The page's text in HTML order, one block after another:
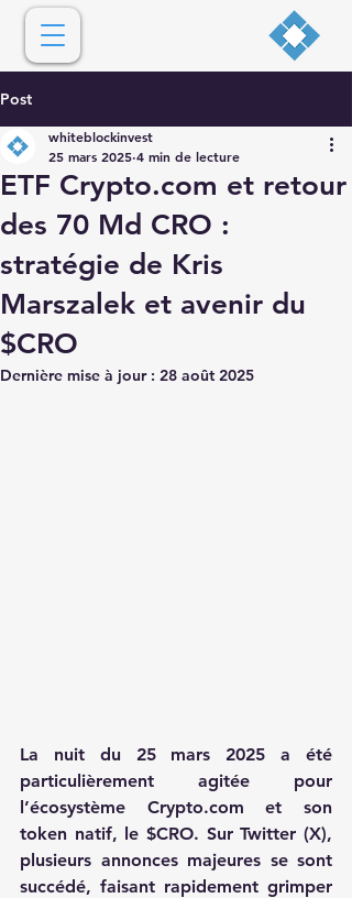
Post
ETF Crypto.com et retour
des 70 Md CRO :
stratégie de Kris
Marszalek et avenir du
$CRO
whiteblockinvest
25 mars 2025 4 min de lecture
Dernière mise à jour : 28 août 2025
La nuit du 25 mars 2025 a été
particulièrement agitée pour
l’écosystème Crypto.com et son
token natif, le $CRO. Sur Twitter (X),
plusieurs annonces majeures se sont
succédé, faisant rapidement grimper